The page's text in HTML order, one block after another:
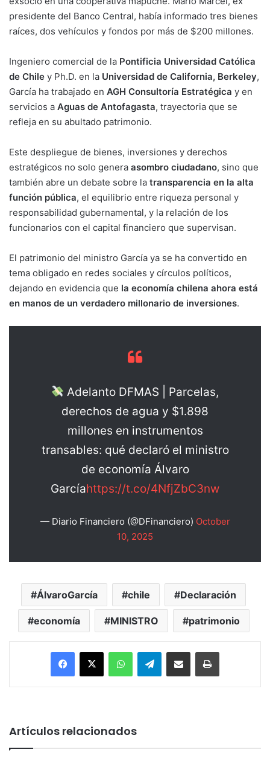
presidente del Banco Central, había informado tres bienes
raíces, dos vehículos y fondos por más de $200 millones.
Ingeniero comercial de la Pontificia Universidad Católica
de Chile y Ph.D. en la Universidad de California, Berkeley,
García ha trabajado en AGH Consultoría Estratégica y en
servicios a Aguas de Antofagasta, trayectoria que se
refleja en su abultado patrimonio.
Este despliegue de bienes, inversiones y derechos
estratégicos no solo genera asombro ciudadano, sino que
también abre un debate sobre la transparencia en la alta
función pública, el equilibrio entre riqueza personal y
responsabilidad gubernamental, y la relación de los
funcionarios con el capital financiero que supervisan.
El patrimonio del ministro García ya se ha convertido en
tema obligado en redes sociales y círculos políticos,
dejando en evidencia que la economía chilena ahora está
en manos de un verdadero millonario de inversiones.
Adelanto DFMAS | Parcelas,
derechos de agua y $1.898
millones en instrumentos
transables: qué declaró el ministro
de economía Álvaro
Garcíahttps://t.co/4NfjZbC3nw
— Diario Financiero (@DFinanciero) October
10, 2025
ÁlvaroGarcía chile Declaración
economía MINISTRO patrimonio
Facebook
X WhatsAppTelegramEnviar vía email Imprimir
Artículos relacionados